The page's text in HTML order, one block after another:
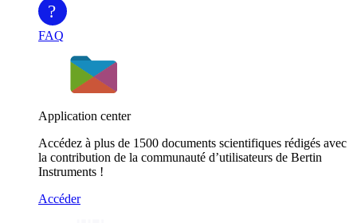
?
FAQ
Application center
Accédez à plus de 1500 documents scientifiques rédigés avec
la contribution de la communauté d’utilisateurs de Bertin
Instruments !
Accéder